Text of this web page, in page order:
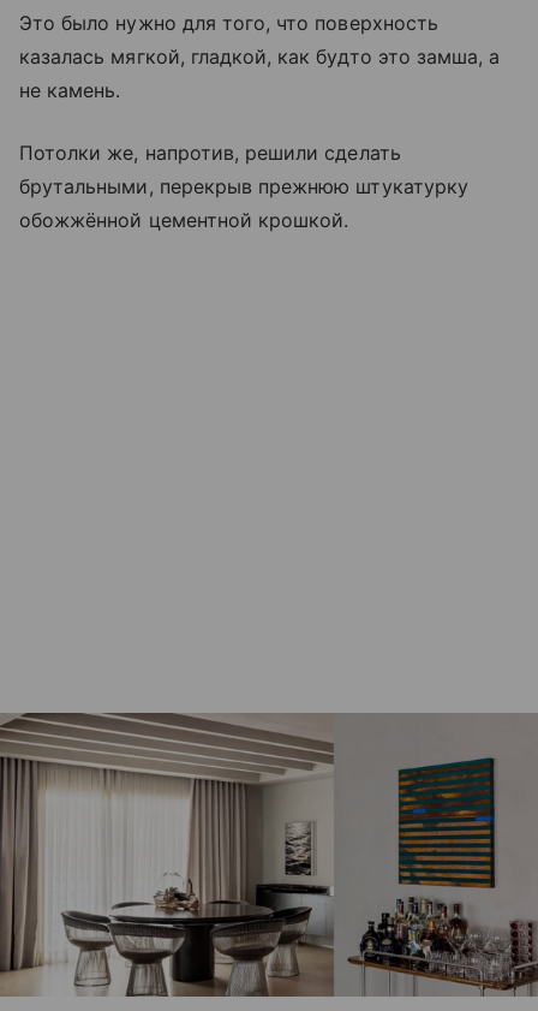
Это было нужно для того, что поверхность
казалась мягкой, гладкой, как будто это замша, а
не камень.
Потолки же, напротив, решили сделать
брутальными, перекрыв прежнюю штукатурку
обожжённой цементной крошкой.